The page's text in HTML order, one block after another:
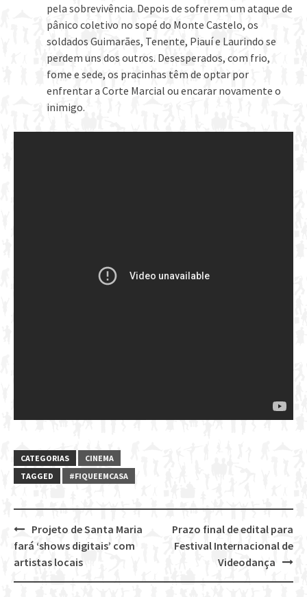
pela sobrevivência. Depois de sofrerem um ataque de
pânico coletivo no sopé do Monte Castelo, os
soldados Guimarães, Tenente, Piauí e Laurindo se
perdem uns dos outros. Desesperados, com frio,
fome e sede, os pracinhas têm de optar por
enfrentar a Corte Marcial ou encarar novamente o
inimigo.
CATEGORIAS
CINEMA
TAGGED
#FIQUEEMCASA
Post
navigation
Prazo final de edital para
Festival Internacional de
Videodança
Projeto de Santa Maria
fará ‘shows digitais’ com
artistas locais